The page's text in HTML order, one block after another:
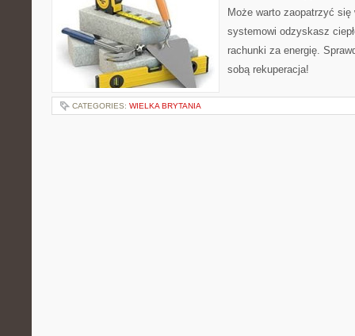
Może warto zaopatrzyć
systemowi odzyskasz
rachunki za energię.
sobą rekuperacja!
CATEGORIES: WIELKA BRYTANIA